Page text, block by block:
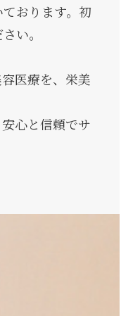
おります。初
い。
医療を、栄美
心と信頼でサ